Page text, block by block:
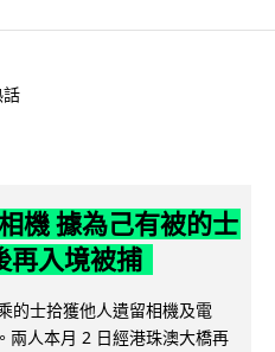
機 據為己有被的士
再入境被捕
的士拾獲他人遺留相機及電
兩人本月 2 日經港珠澳大橋再